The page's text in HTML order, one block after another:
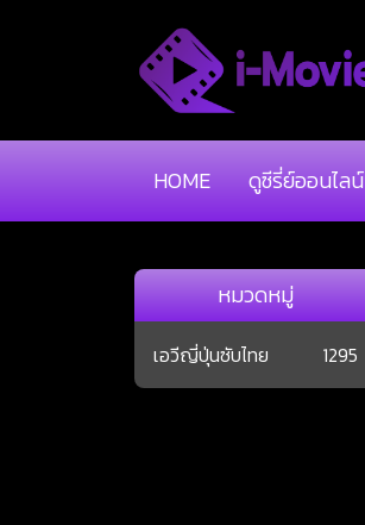
HOME ดูซีรี่ย์ออนไลน์
หมวดหมู่
เอวีญี่ปุ่นซับไทย 1295